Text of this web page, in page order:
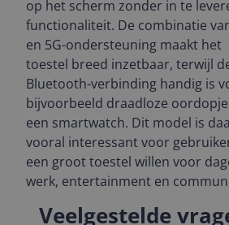
op het scherm zonder in te
functionaliteit. De combinatie
en 5G-ondersteuning maakt het
toestel breed inzetbaar, terwijl
Bluetooth-verbinding handig is
bijvoorbeeld draadloze
een smartwatch. Dit model is
vooral interessant voor
een groot toestel willen voor
werk, entertainment en
Veelgestelde